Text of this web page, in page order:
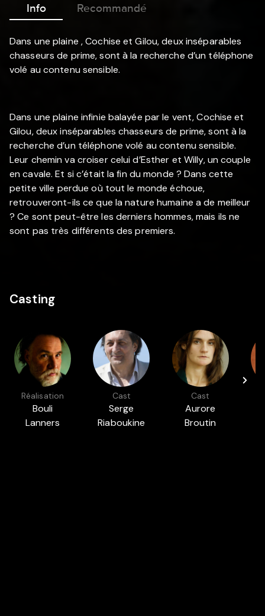
Info Recommandé
Dans une plaine , Cochise et Gilou, deux inséparables
chasseurs de prime, sont à la recherche d’un téléphone
volé au contenu sensible.
Dans une plaine infinie balayée par le vent, Cochise et
Gilou, deux inséparables chasseurs de prime, sont à la
recherche d’un téléphone volé au contenu sensible.
Leur chemin va croiser celui d’Esther et Willy, un couple
en cavale. Et si c’était la fin du monde ? Dans cette
petite ville perdue où tout le monde échoue,
retrouveront-ils ce que la nature humaine a de meilleur
? Ce sont peut-être les derniers hommes, mais ils ne
sont pas très différents des premiers.
Casting
Réalisation
Bouli
Lanners
Cast
Serge
Riaboukine
Cast
Aurore
Broutin